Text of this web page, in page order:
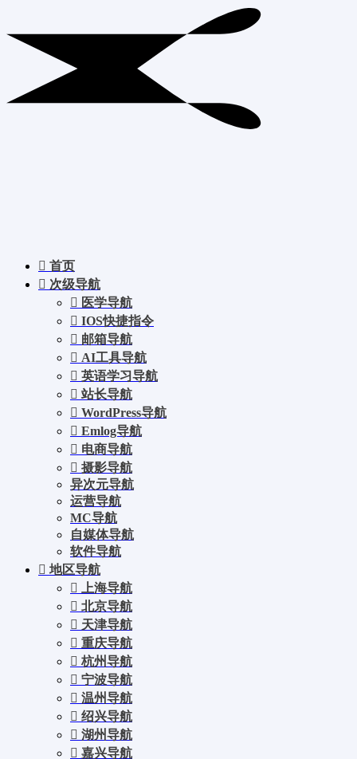
首页
次级导航
医学导航
IOS快捷指令
邮箱导航
AI工具导航
英语学习导航
站长导航
WordPress导航
Emlog导航
电商导航
摄影导航
异次元导航
运营导航
MC导航
自媒体导航
软件导航
地区导航
上海导航
北京导航
天津导航
重庆导航
杭州导航
宁波导航
温州导航
绍兴导航
湖州导航
嘉兴导航